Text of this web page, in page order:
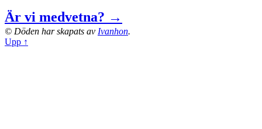
Är vi medvetna? →
© Döden har skapats av Ivanhon.
Upp ↑